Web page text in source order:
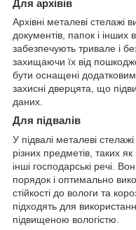
Для архівів
Архівні металеві стелажі
документів, папок і інших
забезпечують тривале і
захищаючи їх від
бути оснащені
захисні дверцята, що
даних.
Для підвалів
У підвалі металеві
різних предметів, таких
інші господарські речі.
порядок і оптимально
стійкості до вологи та
підходять для
підвищеною вологістю.